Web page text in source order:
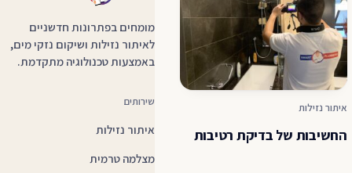
איתור נזילות
החשיבות של בדיקת רטיבות
מומחים בפתרונות חדשניים
לאיתור נזילות ושיקום נזקי מים,
באמצעות טכנולוגיה מתקדמת.
שירותים
איתור נזילות
מצלמה טרמית